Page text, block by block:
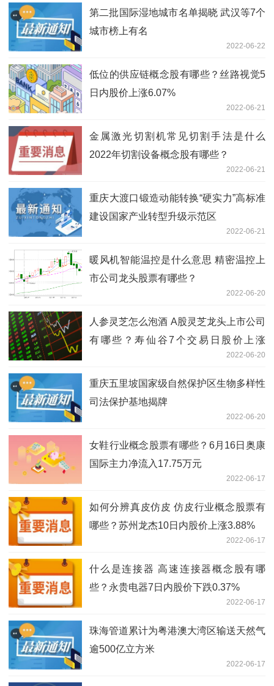
第二批国际湿地城市名单揭晓 武汉等7个
城市榜上有名
2022-06-22
低位的供应链概念股有哪些？丝路视觉5
日内股价上涨6.07%
2022-06-21
金属激光切割机常见切割手法是什么
2022年切割设备概念股有哪些？
2022-06-21
重庆大渡口锻造动能转换“硬实力”高标准
建设国家产业转型升级示范区
2022-06-21
暖风机智能温控是什么意思 精密温控上
市公司龙头股票有哪些？
2022-06-20
人参灵芝怎么泡酒 A股灵芝龙头上市公司
有哪些？寿仙谷7个交易日股价上涨
2022-06-20
重庆五里坡国家级自然保护区生物多样性
司法保护基地揭牌
2022-06-20
女鞋行业概念股票有哪些？6月16日奥康
国际主力净流入17.75万元
2022-06-17
如何分辨真皮仿皮 仿皮行业概念股票有
哪些？苏州龙杰10日内股价上涨3.88%
2022-06-17
什么是连接器 高速连接器概念股有哪
些？永贵电器7日内股价下跌0.37%
2022-06-17
珠海管道累计为粤港澳大湾区输送天然气
逾500亿立方米
2022-06-17